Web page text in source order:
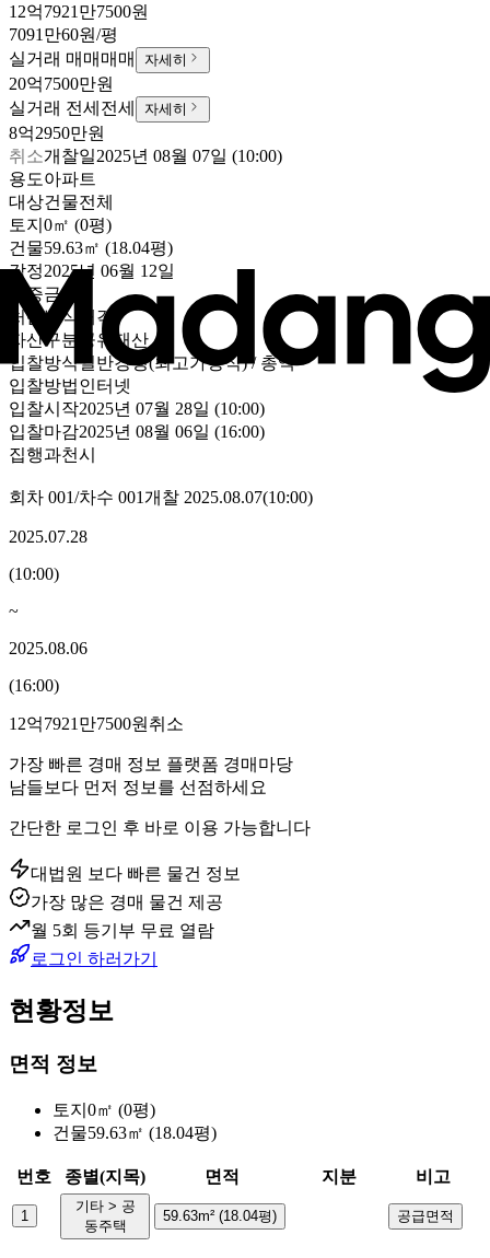
12억7921만7500원
7091만60원/평
실거래 매매 매매 자세히
20억7500만원
실거래 전세 전세 자세히
8억2950만원
취소개찰일2025년 08월 07일 (10:00)
용도아파트
대상건물전체
토지 0㎡ (0평)
건물59.63㎡ (18.04평)
감정2025년 06월 12일
보증금-
처분방식
매각
자산구분
공유재산
입찰방식일반경쟁(최고가방식) / 총액
입찰방법인터넷
입찰시작2025년 07월 28일 (10:00)
입찰마감2025년 08월 06일 (16:00)
집행과천시
회차 001/차수 001개찰 2025.08.07(10:00)
2025.07.28
(10:00)
~
2025.08.06
(16:00)
12억7921만7500원 취소
가장 빠른 경매 정보 플랫폼 경매마당
남들보다 먼저 정보를 선점하세요
간단한 로그인 후 바로 이용 가능합니다
대법원 보다 빠른 물건 정보
가장 많은 경매 물건 제공
월 5회 등기부 무료 열람
로그인 하러가기
현황정보
면적 정보
토지 0㎡ (0평)
건물59.63㎡ (18.04평)
번호 종별(지목) 면적 지분 비고
1
기타 > 공
동주택
59.63m² (18.04평) 공급면적